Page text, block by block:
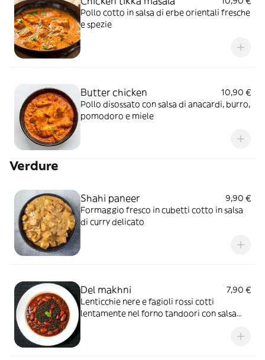
Pollo cotto in salsa di erbe orientali fresche
e spezie
Butter chicken
10,90 €
Pollo disossato con salsa di anacardi, burro,
pomodoro e miele
Verdure
Shahi paneer
9,90 €
Formaggio fresco in cubetti cotto in salsa
di curry delicato
Del makhni
7,90 €
Lenticchie nere e fagioli rossi cotti
lentamente nel forno tandoori con salsa